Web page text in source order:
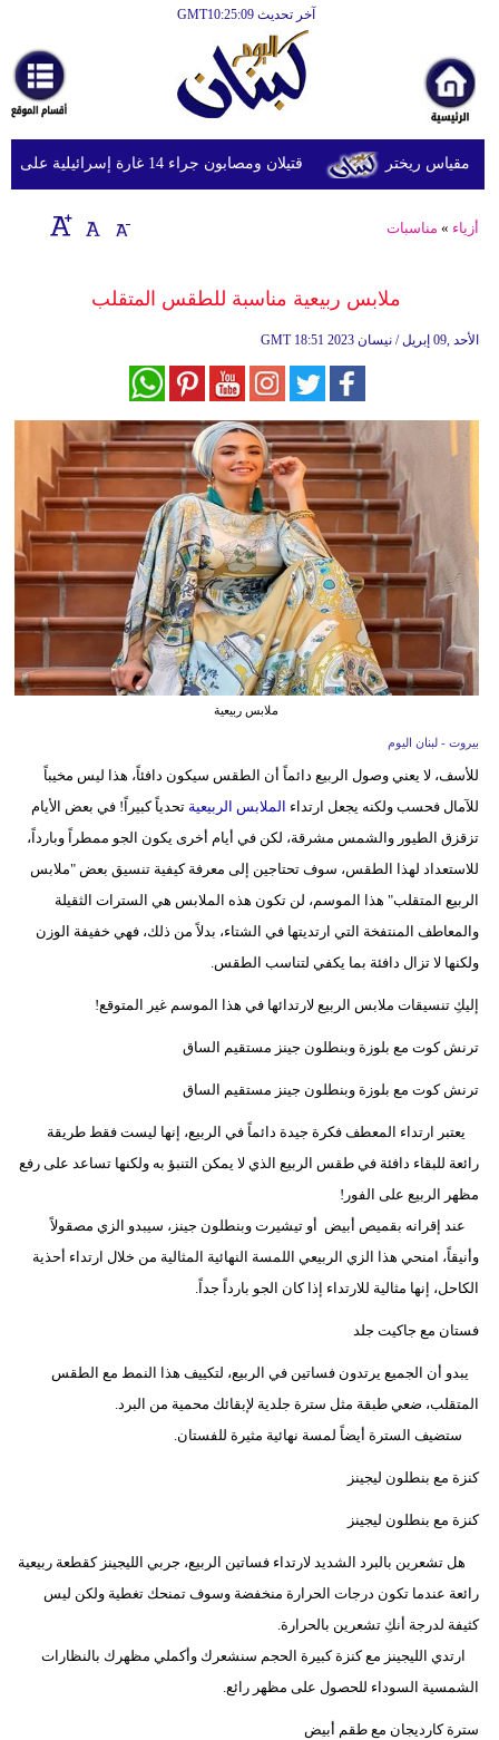
آخر تحديث GMT10:25:09
أخبارعاجلة
رياضة
ثقافة
إقتصاد
وموسيقى
وتغذية
سياحة
وسفر
ديكور
أخبار
أزياء
إسلامية
علوم
سيارات
قتيلان ومصابون جراء 14 غارة إسرائيلية على شرق وجنوب لبنان
أزياء » مناسبات
ملابس ربيعية مناسبة للطقس المتقلب
GMT 18:51 2023 الأحد ,09 إبريل / نيسان
ملابس ربيعية
بيروت - لبنان اليوم
للأسف، لا يعني وصول الربيع دائماً أن الطقس سيكون دافئاً، هذا ليس مخيباً
للآمال فحسب ولكنه يجعل ارتداء الملابس الربيعيةتحدياً كبيراً! في بعض الأيام
تزقزق الطيور والشمس مشرقة، لكن في أيام أخرى يكون الجو ممطراً وبارداً،
للاستعداد لهذا الطقس، سوف تحتاجين إلى معرفة كيفية تنسيق بعض "ملابس
الربيع المتقلب" هذا الموسم، لن تكون هذه الملابس هي السترات الثقيلة
والمعاطف المنتفخة التي ارتديتها في الشتاء، بدلاً من ذلك، فهي خفيفة الوزن
ولكنها لا تزال دافئة بما يكفي لتناسب الطقس.
إليكِ تنسيقات ملابس الربيع لارتدائها في هذا الموسم غير المتوقع!
ترنش كوت مع بلوزة وبنطلون جينز مستقيم الساق
ترنش كوت مع بلوزة وبنطلون جينز مستقيم الساق
يعتبر ارتداء المعطف فكرة جيدة دائماً في الربيع، إنها ليست فقط طريقة
رائعة للبقاء دافئة في طقس الربيع الذي لا يمكن التنبؤ به ولكنها تساعد على رفع
مظهر الربيع على الفور!
عند إقرانه بقميص أبيض أو تيشيرت وبنطلون جينز، سيبدو الزي مصقولاً
وأنيقاً، امنحي هذا الزي الربيعي اللمسة النهائية المثالية من خلال ارتداء أحذية
الكاحل، إنها مثالية للارتداء إذا كان الجو بارداً جداً.
فستان مع جاكيت جلد
يبدو أن الجميع يرتدون فساتين في الربيع، لتكييف هذا النمط مع الطقس
المتقلب، ضعي طبقة مثل سترة جلدية لإبقائك محمية من البرد.
ستضيف السترة أيضاً لمسة نهائية مثيرة للفستان.
كنزة مع بنطلون ليجينز
كنزة مع بنطلون ليجينز
هل تشعرين بالبرد الشديد لارتداء فساتين الربيع، جربي الليجينز كقطعة ربيعية
رائعة عندما تكون درجات الحرارة منخفضة وسوف تمنحك تغطية ولكن ليس
كثيفة لدرجة أنكِ تشعرين بالحرارة.
ارتدي الليجينز مع كنزة كبيرة الحجم سنشعرك وأكملي مظهرك بالنظارات
الشمسية السوداء للحصول على مظهر رائع.
سترة كارديجان مع طقم أبيض